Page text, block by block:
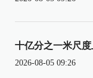
十亿分之一米尺
2026-08-05 09:26